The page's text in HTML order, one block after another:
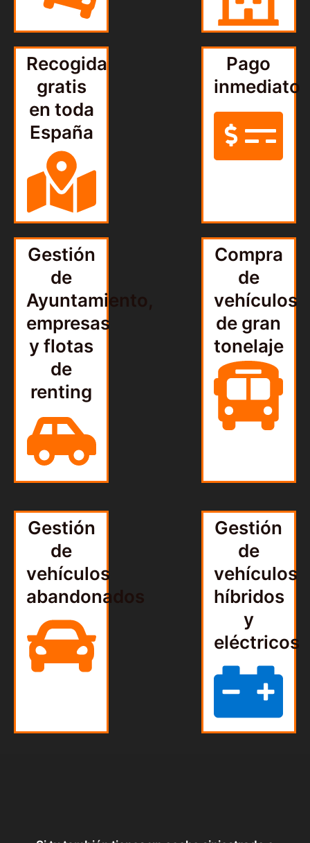
Recogida
gratis
en toda
España
Pago
inmediato
Gestión
de
Ayuntamiento,
empresas
y flotas
de
renting
Compra
de
vehículos
de gran
tonelaje
Gestión
de
vehículos
abandonados
Gestión
de
vehículos
híbridos
y
eléctricos